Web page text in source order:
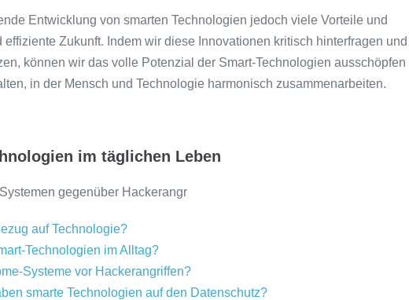
Entwicklung von smarten Technologien jedoch viele Vorteile und
Zukunft. Indem wir diese Innovationen kritisch hinterfragen und
können wir das volle Potenzial der Smart-Technologien ausschöpfen
in der Mensch und Technologie harmonisch zusammenarbeiten.
im täglichen Leben
gegenüber Hackerangr
auf Technologie?
Technologien im Alltag?
Systeme vor Hackerangriffen?
smarte Technologien auf den Datenschutz?